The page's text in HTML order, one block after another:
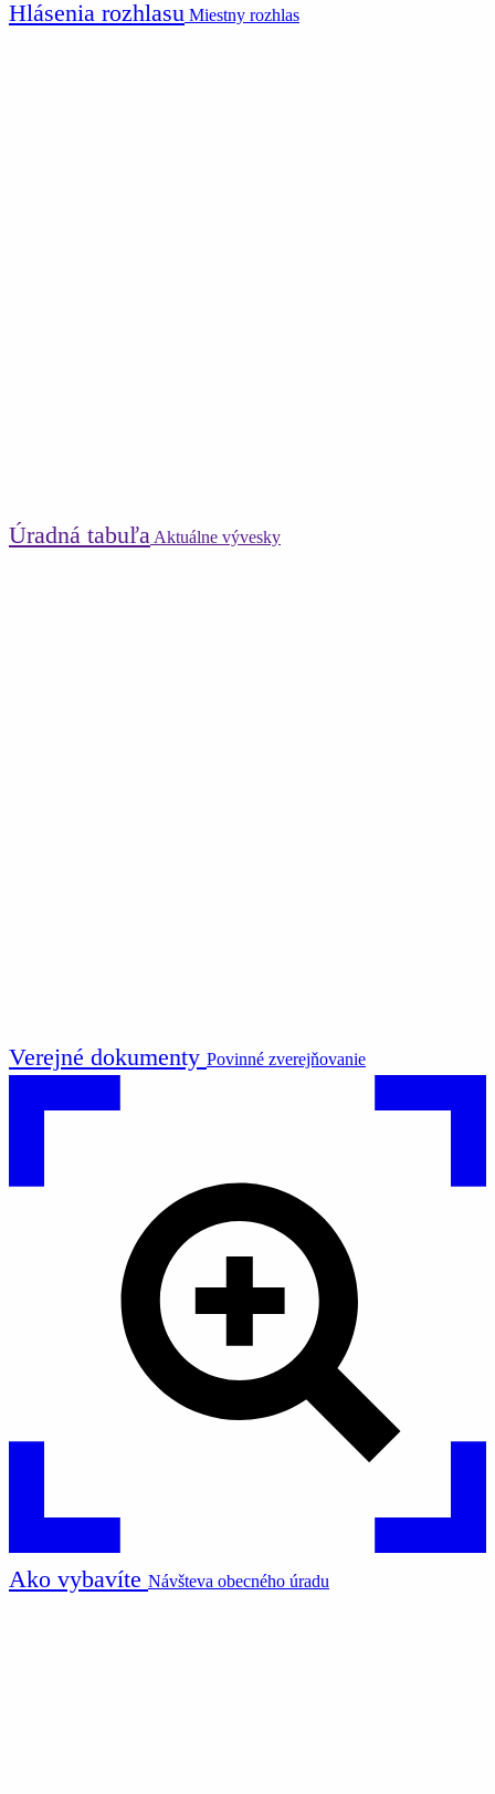
Hlásenia rozhlasu Miestny rozhlas
Úradná tabuľa Aktuálne vývesky
Verejné dokumenty Povinné zverejňovanie
Ako vybavíte Návšteva obecného úradu